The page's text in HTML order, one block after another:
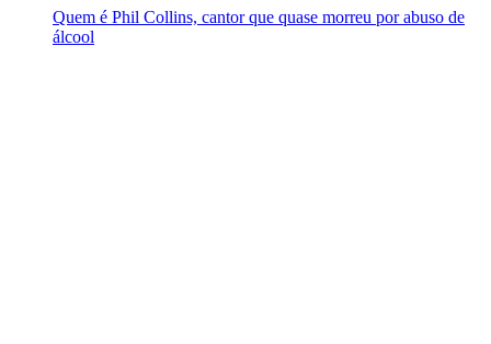
Quem é Phil Collins, cantor que quase morreu por abuso de
álcool